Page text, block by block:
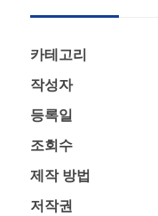
카테고리
작성자
등록일
조회수
제작 방법
저작권